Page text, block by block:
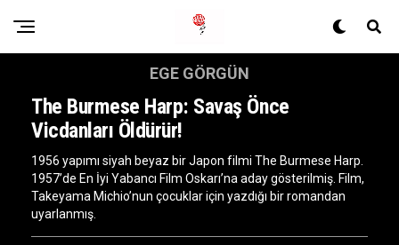
EGE GÖRGÜN
The Burmese Harp: Savaş Önce
Vicdanları Öldürür!
1956 yapımı siyah beyaz bir Japon filmi The Burmese Harp.
1957’de En İyi Yabancı Film Oskarı’na aday gösterilmiş. Film,
Takeyama Michio’nun çocuklar için yazdığı bir romandan
uyarlanmış.